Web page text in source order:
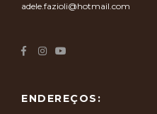
adele.fazioli@hotmail.com
ENDEREÇOS: